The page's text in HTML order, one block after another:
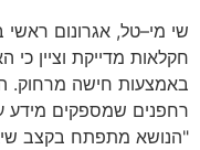
שי מי–טל, אגרונום
חקלאות מדייקת וציין כי
באמצעות חישה מרחוק.
רחפנים שמספקים מידע
"הנושא מתפתח בקצב